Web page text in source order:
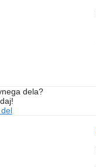
dela?